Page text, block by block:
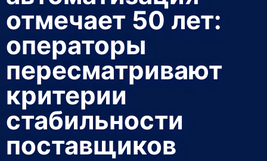
отмечает 50 лет:
операторы
пересматривают
критерии
стабильности
поставщиков